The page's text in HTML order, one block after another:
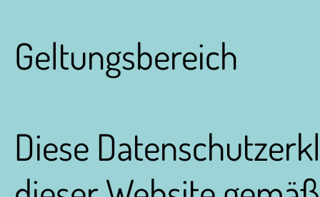
Geltungsbereich
Diese